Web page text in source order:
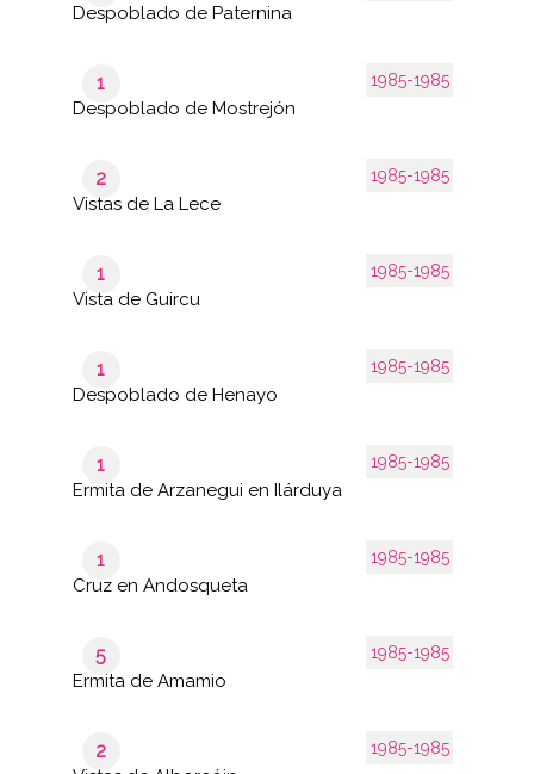
Despoblado de Paternina
1985-1985
1
Despoblado de Mostrejón
1985-1985
2
Vistas de La Lece
1985-1985
1
Vista de Guircu
1985-1985
1
Despoblado de Henayo
1985-1985
1
Ermita de Arzanegui en Ilárduya
1985-1985
1
Cruz en Andosqueta
1985-1985
5
Ermita de Amamio
1985-1985
2